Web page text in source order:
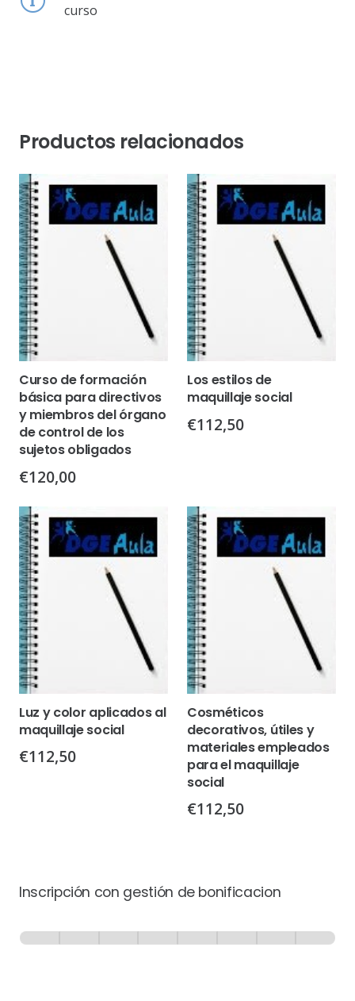
curso
Productos relacionados
Curso de formación
básica para directivos
y miembros del órgano
de control de los
sujetos obligados
€120,00
Los estilos de
maquillaje social
€112,50
Luz y color aplicados al
maquillaje social
€112,50
Cosméticos
decorativos, útiles y
materiales empleados
para el maquillaje
social
€112,50
Inscripción con gestión de bonificacion
-